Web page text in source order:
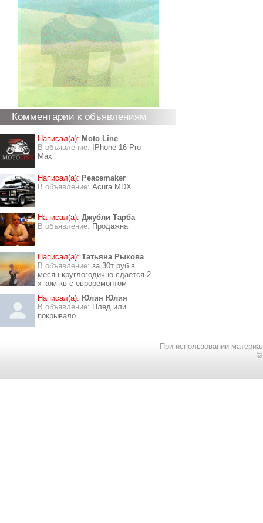
Комментарии к объявлениям
Написал(а): Moto Line
В объявление:
IPhone 16 Pro
Max
Написал(а): Peacemaker
В объявление: Acura MDX
Написал(а): Джубли Тарба
В объявление: Продажна
Написал(а): Татьяна Рыкова
В объявление: за 30т руб в
месяц круглогодично сдается 2-
х ком кв с евроремонтом
Написал(а): Юлия Юлия
В объявление: Плед или
покрывало
При использовании